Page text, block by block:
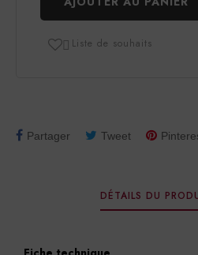
 Liste de souhaits
Partager Tweet
DÉTAILS DU